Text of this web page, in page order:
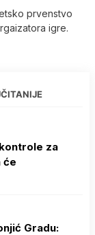
prvenstvo
igre.
za
će
Gradu: